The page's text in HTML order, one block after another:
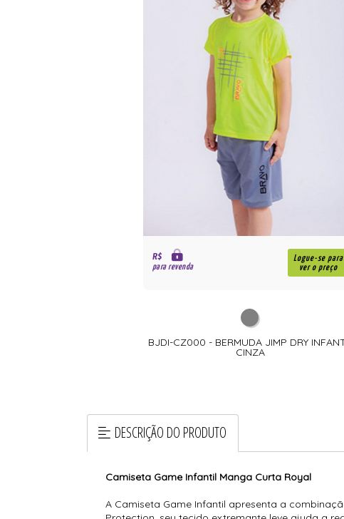
R$
para revenda
Logue-se para
ver o preço
BJDI-CZ000 - BERMUDA JIMP DRY
CINZA
DESCRIÇÃO DO PRODUTO
Camiseta Game Infantil Manga Curta Royal
A Camiseta Game Infantil apresenta a